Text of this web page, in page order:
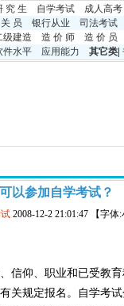
究 生 自学考试
成人高考
员 银行从业
司法考试
级建造 造 价 师
造 价 员
件水平 应用能力 其它类
以参加自学考试？
2008-12-2 21:01:47 【字体
信仰、职业和已受教
关规定报名。自学考